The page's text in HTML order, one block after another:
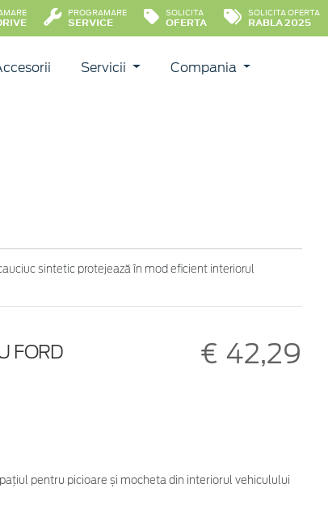
PROGRAMARE
SERVICE
SOLICITA
OFERTA
SOLICITA OFERTA
RABLA 2025
Servicii Compania
sintetic protejează în mod eficient interiorul
FORD
€ 42,29
pentru picioare și mocheta din interiorul vehiculului